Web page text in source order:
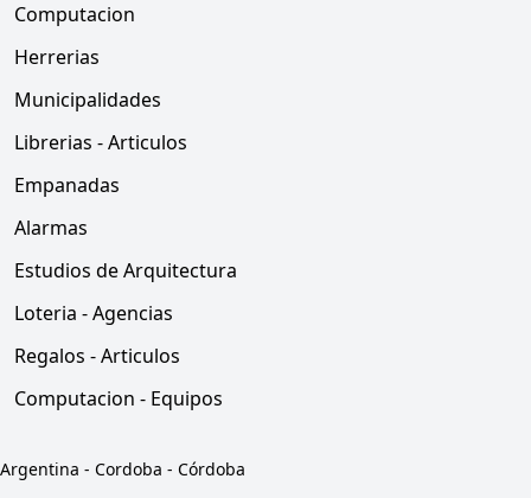
Computacion
Herrerias
Municipalidades
Librerias - Articulos
Empanadas
Alarmas
Estudios de Arquitectura
Loteria - Agencias
Regalos - Articulos
Computacion - Equipos
Argentina - Cordoba - Córdoba